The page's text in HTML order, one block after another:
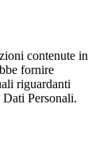
contenute in
fornire
riguardanti
Personali.